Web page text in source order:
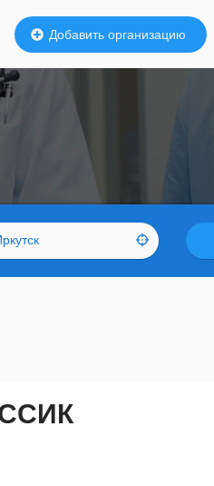
Добавить организацию